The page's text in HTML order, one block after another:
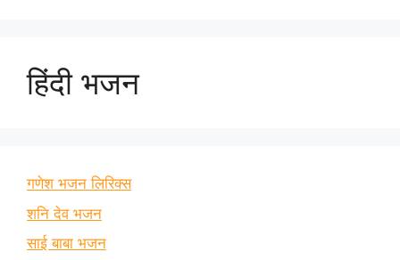
हिंदी भजन
गणेश भजन लिरिक्स
शनि देव भजन
साई बाबा भजन